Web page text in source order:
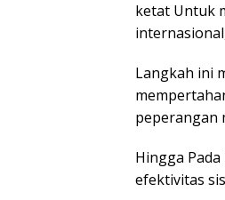
ketat Untuk
Langkah ini
peperangan
Hingga
efektivitas